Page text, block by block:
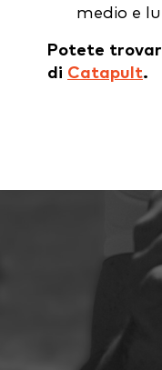
medio e
Potete
di Catapult.